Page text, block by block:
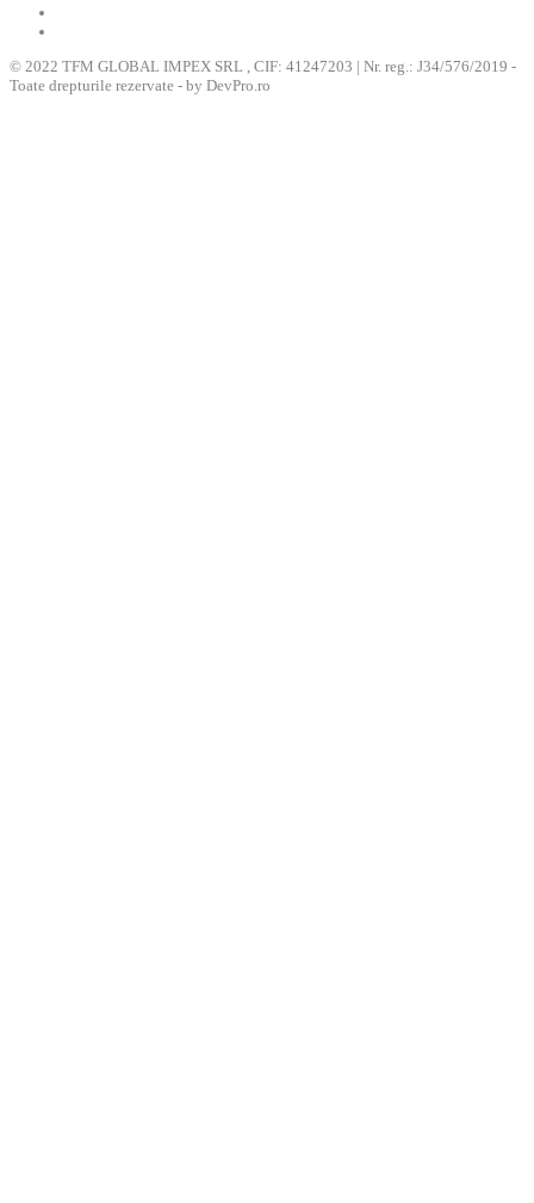
© 2022 TFM GLOBAL IMPEX SRL , CIF: 41247203 | Nr. reg.: J34/576/2019 -
Toate drepturile rezervate - by DevPro.ro